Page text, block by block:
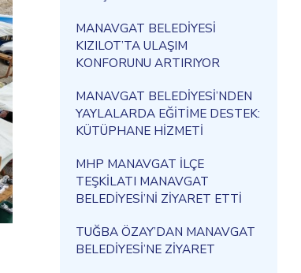
MANAVGAT BELEDİYESİ
KIZILOT’TA ULAŞIM
KONFORUNU ARTIRIYOR
MANAVGAT BELEDİYESİ’NDEN
YAYLALARDA EĞİTİME DESTEK:
KÜTÜPHANE HİZMETİ
MHP MANAVGAT İLÇE
TEŞKİLATI MANAVGAT
BELEDİYESİ’Nİ ZİYARET ETTİ
TUĞBA ÖZAY’DAN MANAVGAT
BELEDİYESİ’NE ZİYARET